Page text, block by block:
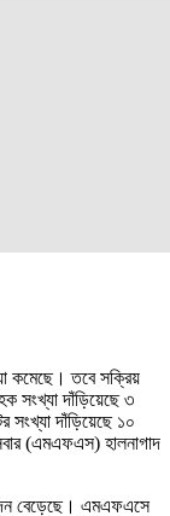
কমেছে। তবে সক্রিয়
সংখ্যা দাঁড়িয়েছে ৩
সংখ্যা দাঁড়িয়েছে ১০
(এমএফএস) হালনাগাদ
বেড়েছে। এমএফএসে